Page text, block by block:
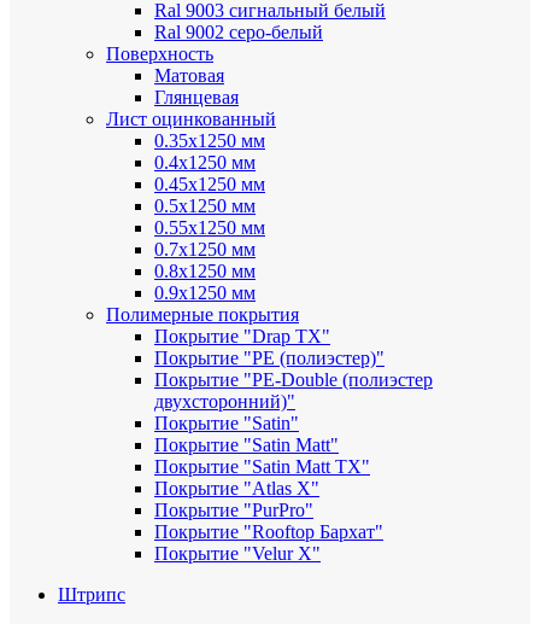
Ral 9003 сигнальный белый
Ral 9002 серо-белый
Поверхность
Матовая
Глянцевая
Лист оцинкованный
0.35х1250 мм
0.4х1250 мм
0.45х1250 мм
0.5х1250 мм
0.55х1250 мм
0.7х1250 мм
0.8х1250 мм
0.9х1250 мм
Полимерные покрытия
Покрытие "Drap TX"
Покрытие "PE (полиэстер)"
Покрытие "PE-Double (полиэстер
двухсторонний)"
Покрытие "Satin"
Покрытие "Satin Мatt"
Покрытие "Satin Matt TX"
Покрытие "Atlas X"
Покрытие "PurPro"
Покрытие "Rooftop Бархат"
Покрытие "Velur X"
Штрипс